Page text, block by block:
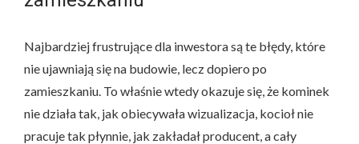
Najbardziej frustrujące dla inwestora są te błędy, które
nie ujawniają się na budowie, lecz dopiero po
zamieszkaniu. To właśnie wtedy okazuje się, że kominek
nie działa tak, jak obiecywała wizualizacja, kocioł nie
pracuje tak płynnie, jak zakładał producent, a cały